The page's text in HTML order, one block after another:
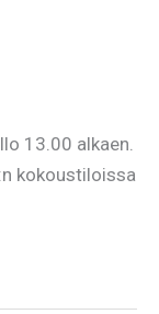
13.00 alkaen.
kokoustiloissa